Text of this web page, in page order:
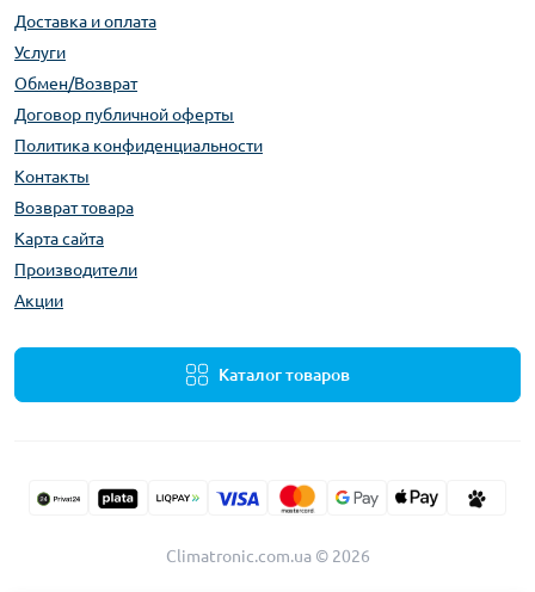
Доставка и оплата
Услуги
Обмен/Возврат
Договор публичной оферты
Политика конфиденциальности
Контакты
Возврат товара
Карта сайта
Производители
Акции
Каталог товаров
Climatronic.com.ua © 2026